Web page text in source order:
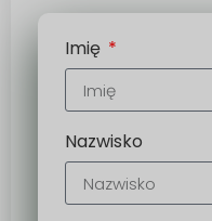
Imię
Nazwisko